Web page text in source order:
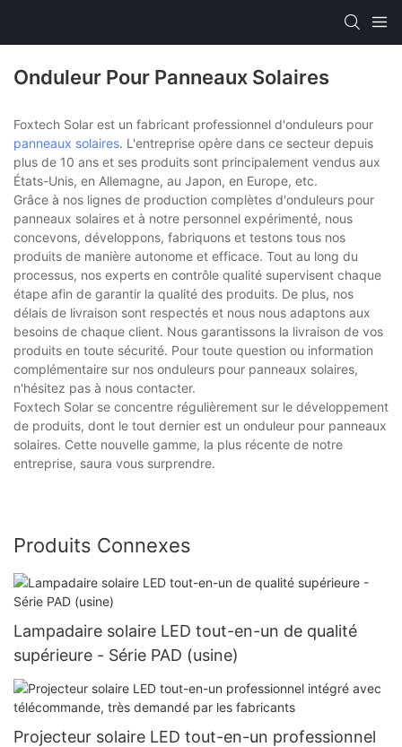
Onduleur Pour Panneaux Solaires
Foxtech Solar est un fabricant professionnel d'onduleurs pour
panneaux solaires. L'entreprise opère dans ce secteur depuis
plus de 10 ans et ses produits sont principalement vendus aux
États-Unis, en Allemagne, au Japon, en Europe, etc.
Grâce à nos lignes de production complètes d'onduleurs pour
panneaux solaires et à notre personnel expérimenté, nous
concevons, développons, fabriquons et testons tous nos
produits de manière autonome et efficace. Tout au long du
processus, nos experts en contrôle qualité supervisent chaque
étape afin de garantir la qualité des produits. De plus, nos
délais de livraison sont respectés et nous nous adaptons aux
besoins de chaque client. Nous garantissons la livraison de vos
produits en toute sécurité. Pour toute question ou information
complémentaire sur nos onduleurs pour panneaux solaires,
n'hésitez pas à nous contacter.
Foxtech Solar se concentre régulièrement sur le développement
de produits, dont le tout dernier est un onduleur pour panneaux
solaires. Cette nouvelle gamme, la plus récente de notre
entreprise, saura vous surprendre.
Produits Connexes
Lampadaire solaire LED tout-en-un de qualité
supérieure - Série PAD (usine)
Projecteur solaire LED tout-en-un professionnel